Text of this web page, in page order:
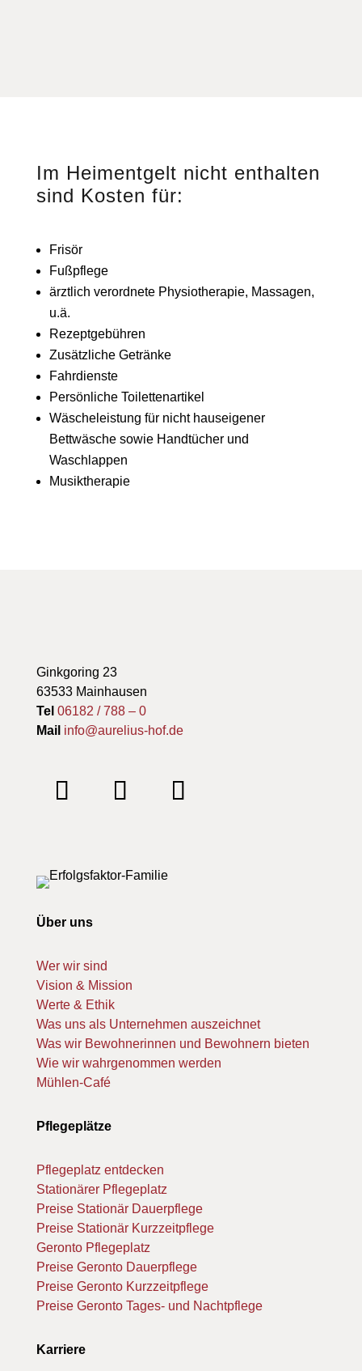
Im Heimentgelt nicht enthalten
sind Kosten für:
Frisör
Fußpflege
ärztlich verordnete Physiotherapie, Massagen,
u.ä.
Rezeptgebühren
Zusätzliche Getränke
Fahrdienste
Persönliche Toilettenartikel
Wäscheleistung für nicht hauseigener
Bettwäsche sowie Handtücher und
Waschlappen
Musiktherapie
Ginkgoring 23
63533 Mainhausen
Tel 06182 / 788 – 0
Mail info@aurelius-hof.de
Über uns
Wer wir sind
Vision & Mission
Werte & Ethik
Was uns als Unternehmen auszeichnet
Was wir Bewohnerinnen und Bewohnern bieten
Wie wir wahrgenommen werden
Mühlen-Café
Pflegeplätze
Pflegeplatz entdecken
Stationärer Pflegeplatz
Preise Stationär Dauerpflege
Preise Stationär Kurzzeitpflege
Geronto Pflegeplatz
Preise Geronto Dauerpflege
Preise Geronto Kurzzeitpflege
Preise Geronto Tages- und Nachtpflege
Karriere